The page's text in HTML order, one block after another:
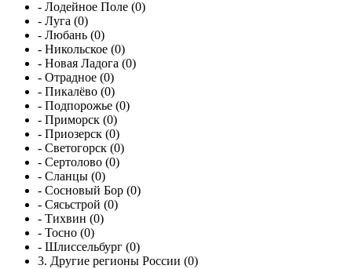
- Лодейное Поле (0)
- Луга (0)
- Любань (0)
- Никольское (0)
- Новая Ладога (0)
- Отрадное (0)
- Пикалёво (0)
- Подпорожье (0)
- Приморск (0)
- Приозерск (0)
- Светогорск (0)
- Сертолово (0)
- Сланцы (0)
- Сосновый Бор (0)
- Сясьстрой (0)
- Тихвин (0)
- Тосно (0)
- Шлиссельбург (0)
3. Другие регионы России (0)